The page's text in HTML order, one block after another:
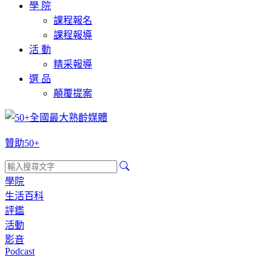
學 院
課程報名
課程報導
活 動
精采報導
選 品
顛覆提案
贊助50+
學院
生活百科
評鑑
活動
影音
Podcast